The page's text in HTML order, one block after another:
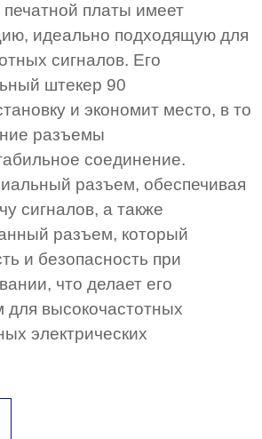
платы имеет
идеально подходящую для
сигналов. Его
штекер 90
и экономит место, в то
разъемы
соединение.
разъем, обеспечивая
сигналов, а также
разъем, который
и безопасность при
что делает его
высокочастотных
электрических